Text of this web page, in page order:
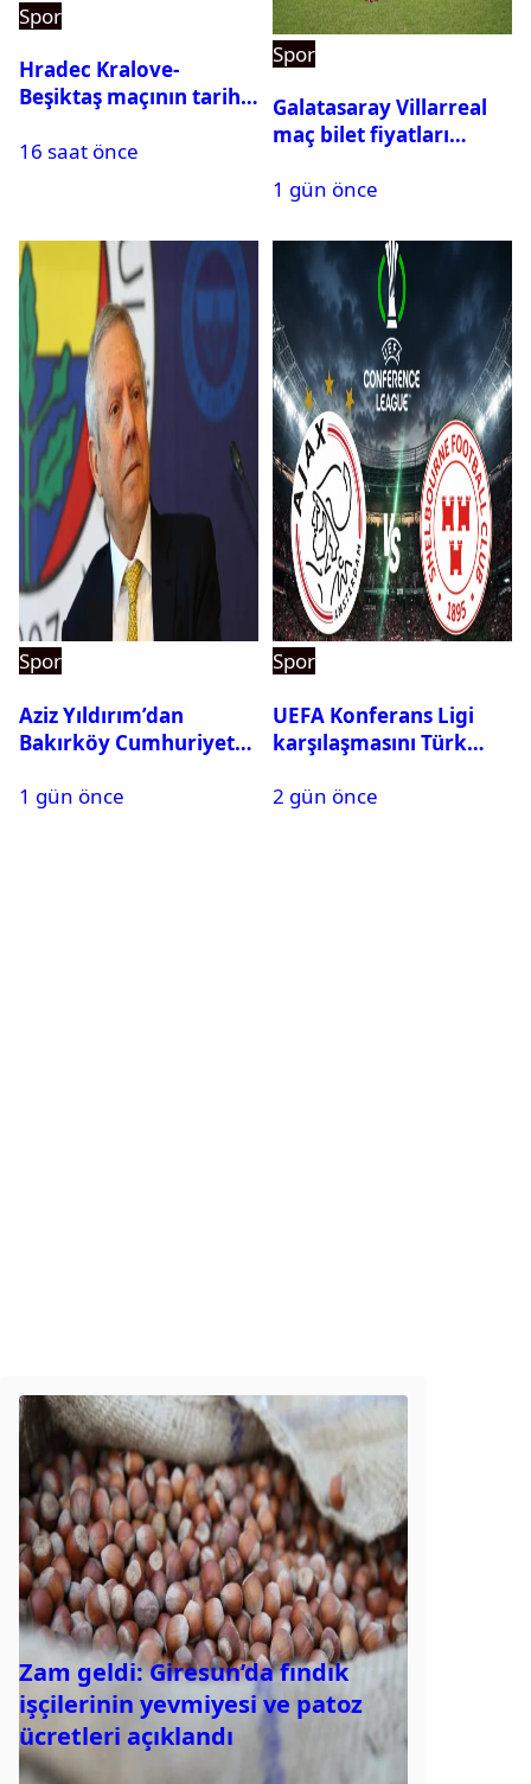
Spor
Hradec Kralove-
Beşiktaş maçının tarihi
16 saat önce
Spor
Galatasaray Villarreal
maç bilet fiyatları
1 gün önce
Spor
Aziz Yıldırım’dan
Bakırköy Cumhuriyet
duyurusu
1 gün önce
Spor
UEFA Konferans Ligi
karşılaşmasını Türk
2 gün önce
Zam geldi: Giresun’da fındık
işçilerinin yevmiyesi ve patoz
ücretleri açıklandı